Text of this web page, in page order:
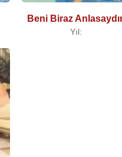
Beni Biraz
Yıl: